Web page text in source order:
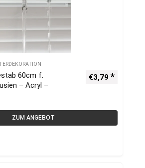
60cm f.
– Acryl –
€3,79
ZUM ANGEBOT